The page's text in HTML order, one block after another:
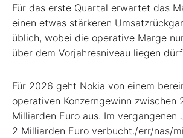
Für das erste Quartal erwartet das
einen etwas stärkeren
üblich, wobei die operative Marge
über dem Vorjahresniveau liegen
Für 2026 geht Nokia von einem
operativen Konzerngewinn zwischen
Milliarden Euro aus. Im vergangenen
2 Milliarden Euro verbucht./err/nas/